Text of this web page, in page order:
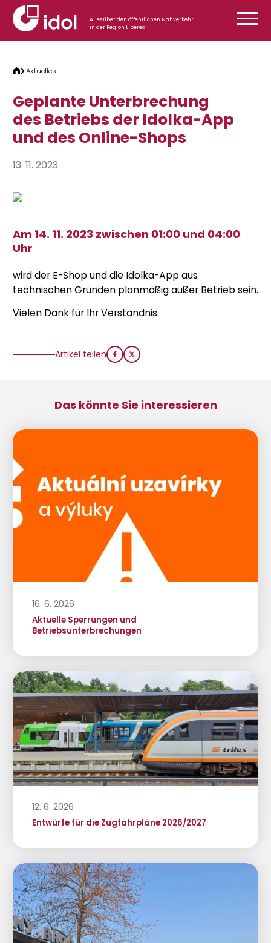
Zum Inhalt springen
Alles über den öffentlichen Nahverkehr
in der Region Liberec
Aktuelles
Geplante Unterbrechung
des Betriebs der Idolka-App
und des Online-Shops
13. 11. 2023
Am 14. 11. 2023 zwischen 01:00 und 04:00
Uhr
wird der E-Shop und die Idolka-App aus
technischen Gründen planmäßig außer Betrieb sein.
Vielen Dank für Ihr Verständnis.
Artikel teilen
Das könnte Sie interessieren
16. 6. 2026
Aktuelle Sperrungen und
Betriebsunterbrechungen
12. 6. 2026
Entwürfe für die Zugfahrpläne 2026/2027